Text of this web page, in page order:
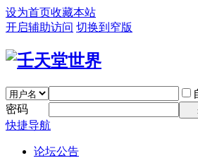
设为首页收藏本站
开启辅助访问 切换到窄版
密码
快捷导航
论坛公告